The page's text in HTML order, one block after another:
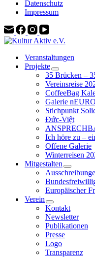
Datenschutz
Impressum
Veranstaltungen
Projekte
35 Brücken –
Vereinsreise
CoffeeBag
Galerie
Stichpunkt
Đức-Việt
Ich höre zu –
Offene Galerie
Winterreisen
Mitgestalten
Europäischer
Verein
Kontakt
Newsletter
Publikationen
Presse
Logo
Transparenz